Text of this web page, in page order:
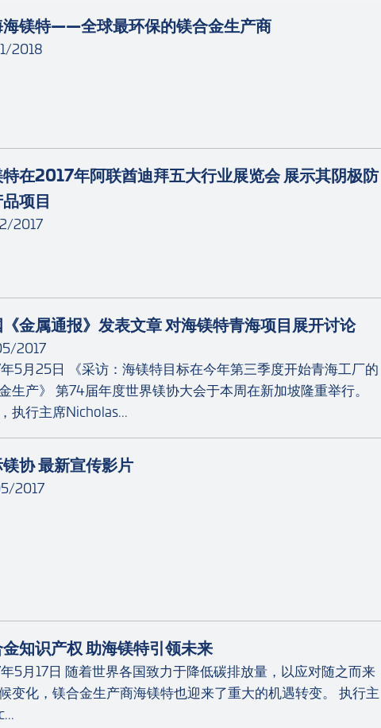
镁特——全球最环保的镁合金生产商
2018
在2017年阿联酋迪拜五大行业展览会 展示其阴极防
项目
2017
金属通报》发表文章 对海镁特青海项目展开讨论
2017
5月25日 《采访：海镁特目标在今年第三季度开始青海工厂的
生产》 第74届年度世界镁协大会于本周在新加坡隆重举行。
执行主席Nicholas...
协 最新宣传影片
2017
知识产权 助海镁特引领未来
5月17日 随着世界各国致力于降低碳排放量，以应对随之而来
变化，镁合金生产商海镁特也迎来了重大的机遇转变。 执行主